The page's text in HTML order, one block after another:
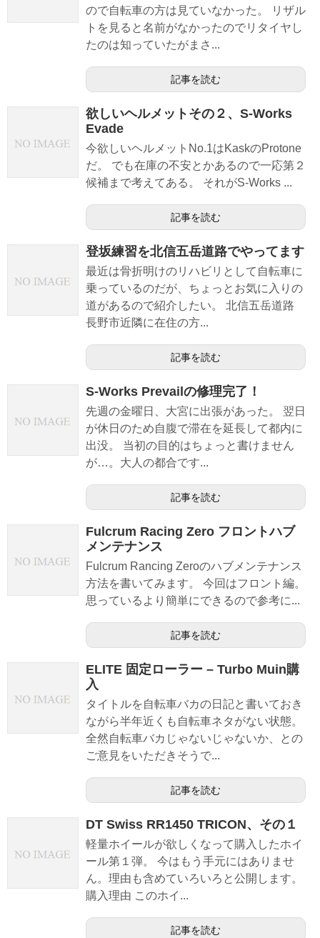
ので自転車の方は見ていなかった。 リザル
トを見ると名前がなかったのでリタイヤし
たのは知っていたがまさ...
記事を読む
欲しいヘルメットその２、S-Works
Evade
今欲しいヘルメットNo.1はKaskのProtone
だ。 でも在庫の不安とかあるので一応第２
候補まで考えてある。 それがS-Works ...
記事を読む
登坂練習を北信五岳道路でやってます
最近は骨折明けのリハビリとして自転車に
乗っているのだが、ちょっとお気に入りの
道があるので紹介したい。 北信五岳道路
長野市近隣に在住の方...
記事を読む
S-Works Prevailの修理完了！
先週の金曜日、大宮に出張があった。 翌日
が休日のため自腹で滞在を延長して都内に
出没。 当初の目的はちょっと書けません
が…。大人の都合です...
記事を読む
Fulcrum Racing Zero フロントハブ
メンテナンス
Fulcrum Rancing Zeroのハブメンテナンス
方法を書いてみます。 今回はフロント編。
思っているより簡単にできるので参考に...
記事を読む
ELITE 固定ローラー – Turbo Muin購
入
タイトルを自転車バカの日記と書いておき
ながら半年近くも自転車ネタがない状態。
全然自転車バカじゃないじゃないか、との
ご意見をいただきそうで...
記事を読む
DT Swiss RR1450 TRICON、その１
軽量ホイールが欲しくなって購入したホイ
ール第１弾。 今はもう手元にはありませ
ん。理由も含めていろいろと公開します。
購入理由 このホイ...
記事を読む